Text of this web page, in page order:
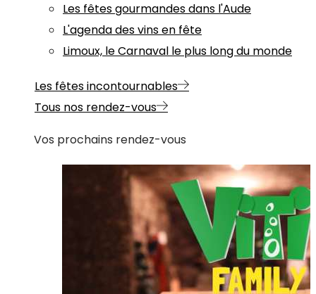
Les fêtes gourmandes dans l'Aude
L'agenda des vins en fête
Limoux, le Carnaval le plus long du monde
Les fêtes incontournables
Tous nos rendez-vous
Vos prochains rendez-vous